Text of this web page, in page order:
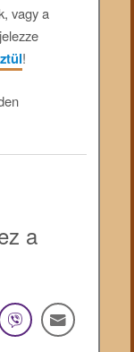
vagy a
!
a